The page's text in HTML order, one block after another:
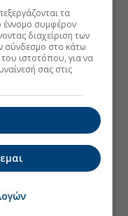
τα
συμφέρον
διαχείριση των
σύνδεσμο στο κάτω
ιστοτόπου, για να
σας στις